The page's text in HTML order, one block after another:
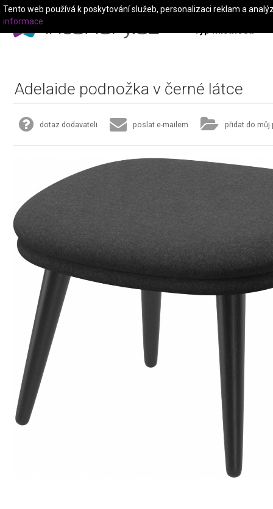
Typ místnosti
Adelaide podnožka v černé látce
dotaz dodavateli poslat e-mailem přidat do můj
Tento web používá k poskytování služeb, personalizaci reklam a
informace